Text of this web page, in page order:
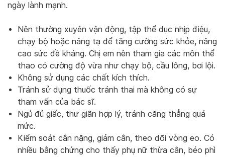
ngày lành mạnh.
Nên thường xuyên vận động, tập thể dục nhịp điệu,
chạy bộ hoặc nâng tạ để tăng cường sức khỏe, nâng
cao sức đề kháng. Chị em nên tham gia các môn thể
thao có cường độ vừa như chạy bộ, cầu lông, bơi lội.
Không sử dụng các chất kích thích.
Tránh sử dụng thuốc tránh thai mà không có sự
tham vấn của bác sĩ.
Ngủ đủ giấc, thư giãn hợp lý, tránh căng thẳng quá
mức.
Kiểm soát cân nặng, giảm cân, theo dõi vòng eo. Có
nhiều bằng chứng cho thấy phụ nữ thừa cân, béo phì